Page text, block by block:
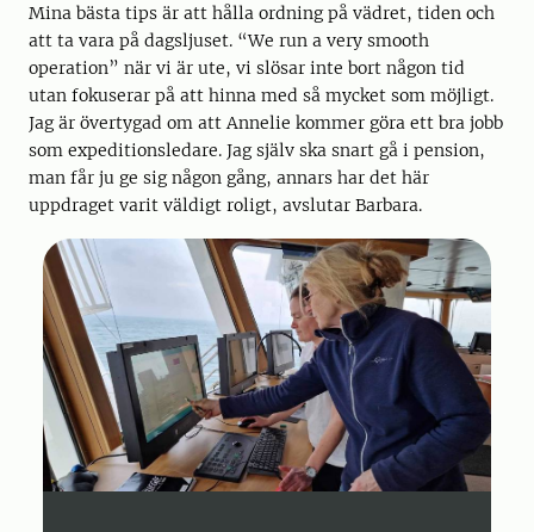
Mina bästa tips är att hålla ordning på vädret, tiden och
att ta vara på dagsljuset. “We run a very smooth
operation” när vi är ute, vi slösar inte bort någon tid
utan fokuserar på att hinna med så mycket som möjligt.
Jag är övertygad om att Annelie kommer göra ett bra jobb
som expeditionsledare. Jag själv ska snart gå i pension,
man får ju ge sig någon gång, annars har det här
uppdraget varit väldigt roligt, avslutar Barbara.